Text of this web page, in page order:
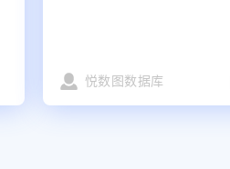
悦数图数据库